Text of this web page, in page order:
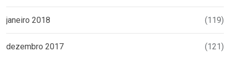
janeiro 2018 (119)
dezembro 2017 (121)